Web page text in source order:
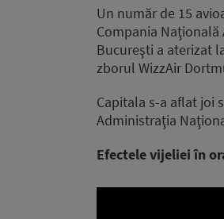
Un număr de 15
Compania Naţională
Bucureşti a aterizat
zborul WizzAir
Capitala s-a aflat joi
Administraţia
Efectele vijeliei în